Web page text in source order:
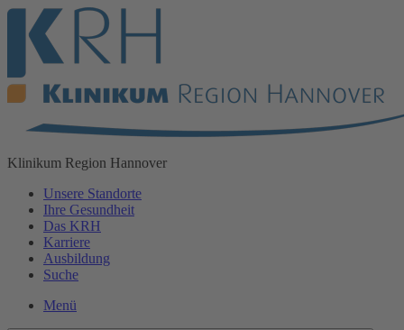
Klinikum Region Hannover
Unsere Standorte
Ihre Gesundheit
Das KRH
Karriere
Ausbildung
Suche
Menü